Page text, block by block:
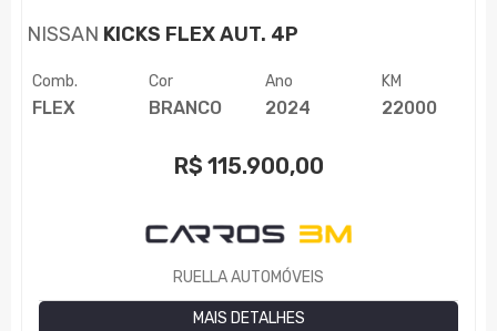
NISSAN KICKS FLEX AUT. 4P
Comb.
FLEX
Cor
BRANCO
Ano
2024
KM
22000
R$ 115.900,00
RUELLA AUTOMÓVEIS
MAIS DETALHES